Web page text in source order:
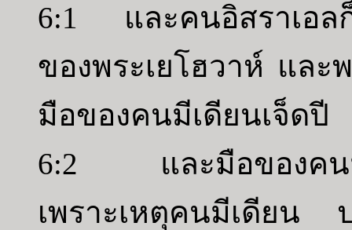
6:1 และคนอิสราเอลก็
ของพระเยโฮวาห์ และ
มือของคนมีเดียนเจ็ดปี
6:2 และมือของคนมี
เพราะเหตุคนมีเดียน